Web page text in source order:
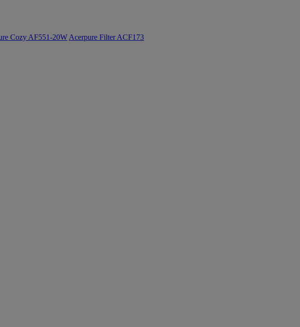
Cozy AF551-20W Acerpure Filter ACF173